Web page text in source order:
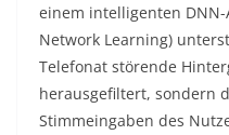
einem intelligenten
Network Learning)
Telefonat störende
herausgefiltert, sondern
Stimmeingaben des